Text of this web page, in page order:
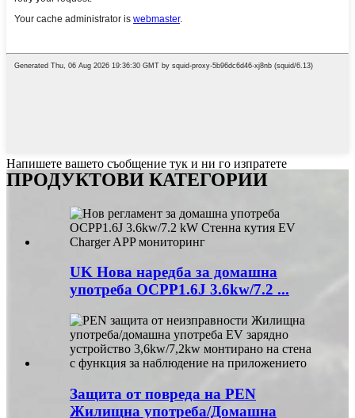
Напишете вашето съобщение тук и ни го изпратете
ПРОДУКТОВИ КАТЕГОРИИ
UK Нова наредба за домашна
употреба OCPP1.6J 3.6kw/7.2 ...
Защита от повреда на PEN
Жилищна употреба/Домашна